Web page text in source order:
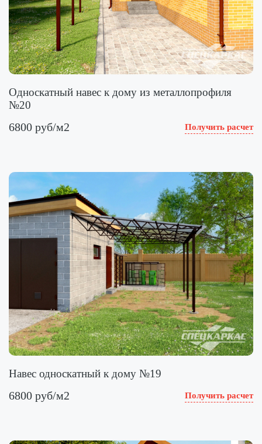
Односкатный навес к дому из металлопрофиля
№20
6800 руб/м2 Получить расчет
Навес односкатный к дому №19
6800 руб/м2 Получить расчет